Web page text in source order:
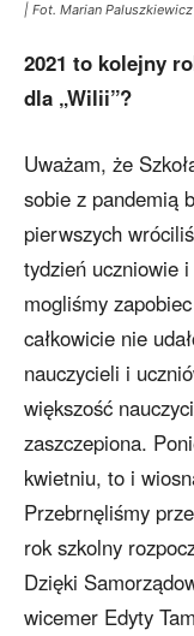
| Fot. Marian Paluszkiewicz
2021 to kolejny
dla „Wilii”?
Uważam, że
sobie z pandemią
pierwszych
tydzień uczniowie
mogliśmy
całkowicie nie
nauczycieli i
większość
zaszczepiona.
kwietniu, to i
Przebrnęliśmy
rok szkolny
Dzięki
wicemer Edyty